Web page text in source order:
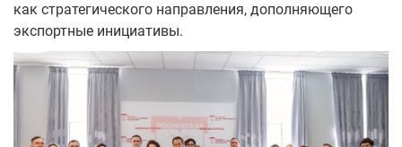
как стратегического направления, дополняющего
экспортные инициативы.